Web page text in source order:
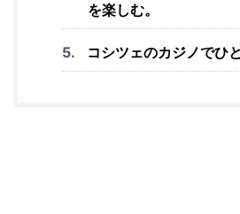
を楽しむ。
コシツェのカジノでひ